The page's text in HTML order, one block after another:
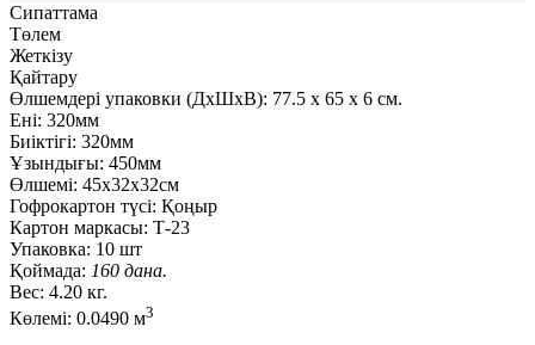
Сипаттама
Төлем
Жеткізу
Қайтару
Өлшемдері упаковки (ДxШxВ): 77.5 x 65 x 6 см.
Ені: 320мм
Биіктігі: 320мм
Ұзындығы: 450мм
Өлшемі: 45х32х32см
Гофрокартон түсі: Қоңыр
Картон маркасы: Т-23
Упаковка: 10 шт
Қоймада: 160 дана.
Вес: 4.20 кг.
Көлемі: 0.0490 м3